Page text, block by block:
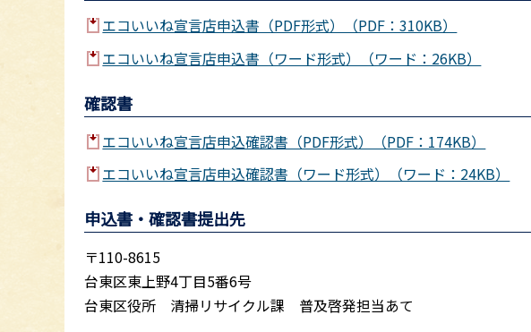
エコいいね宣言店申込書（PDF形式）（PDF：310KB）
エコいいね宣言店申込書（ワード形式）（ワード：26KB）
確認書
エコいいね宣言店申込確認書（PDF形式）（PDF：174KB）
エコいいね宣言店申込確認書（ワード形式）（ワード：24KB）
申込書・確認書提出先
〒110-8615
台東区東上野4丁目5番6号
台東区役所 清掃リサイクル課 普及啓発担当あて